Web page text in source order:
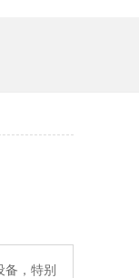
，特别